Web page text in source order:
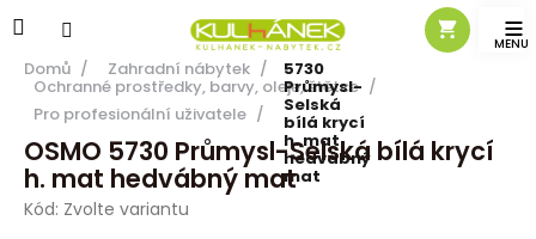
na
Domů / Zahradní nábytek /
Ochranné prostředky, barvy, oleje, štětce /
Pro profesionální uživatele /
OSMO
5730
Průmysl-
Selská
bílá krycí
h. mat
hedvábný
mat
OSMO 5730 Průmysl-Selská bílá krycí
h. mat hedvábný mat
Kód: Zvolte variantu